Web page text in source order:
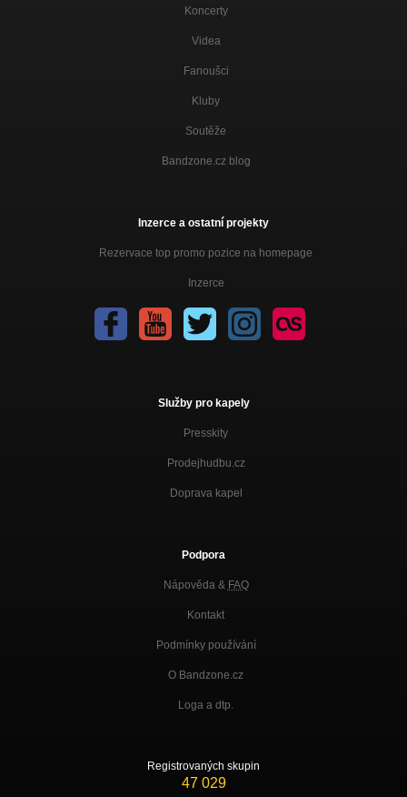
When All Is Said And Done (Abba Cover)
A Pohádky Je Konec... (Outro)
Koncerty
Videa
Fanoušci
Kluby
Soutěže
Bandzone.cz blog
Inzerce a ostatní projekty
Rezervace top promo pozice na homepage
Inzerce
Služby pro kapely
Presskity
Prodejhudbu.cz
Doprava kapel
Podpora
Nápověda & FAQ
Kontakt
Podmínky používání
O Bandzone.cz
Loga a dtp.
Registrovaných skupin
47 029